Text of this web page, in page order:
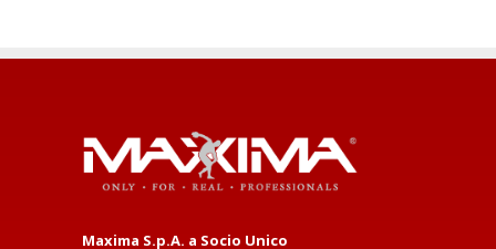
Maxima S.p.A. a Socio Unico